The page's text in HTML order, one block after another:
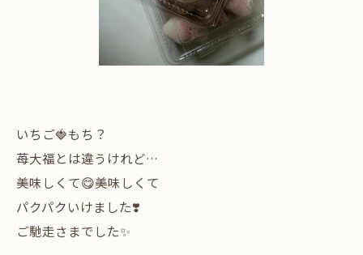
いちご🍓もち？
苺大福とは違うけれど…
美味しくて😋美味しくて
パクパクいけました❣️
ご馳走さまでした✨